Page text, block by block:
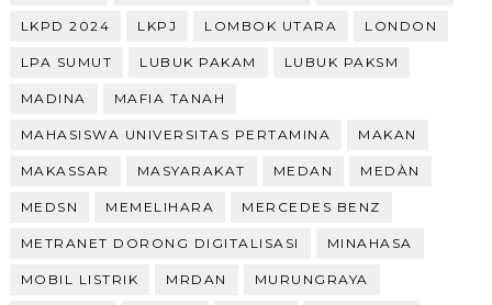
LKPD 2024 LKPJ LOMBOK UTARA LONDON
LPA SUMUT LUBUK PAKAM LUBUK PAKSM
MADINA MAFIA TANAH
MAHASISWA UNIVERSITAS PERTAMINA MAKAN
MAKASSAR MASYARAKAT MEDAN MEDÀN
MEDSN MEMELIHARA MERCEDES BENZ
METRANET DORONG DIGITALISASI MINAHASA
MOBIL LISTRIK MRDAN MURUNGRAYA